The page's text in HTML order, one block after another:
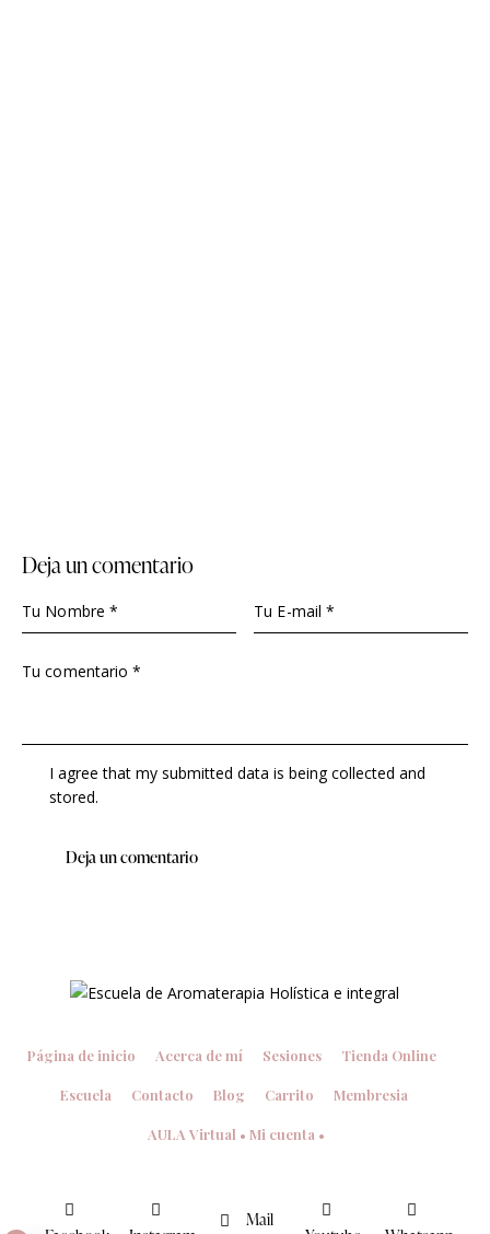
Deja un comentario
I agree that my submitted data is being collected and
stored.
Página de inicio Acerca de mí Sesiones Tienda Online
Escuela Contacto Blog Carrito Membresia
AULA Virtual • Mi cuenta •
Mail